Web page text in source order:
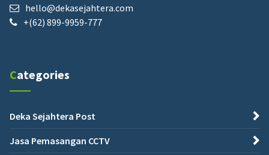
hello@dekasejahtera.com
+(62) 899-9959-777
Categories
Deka Sejahtera Post
Jasa Pemasangan CCTV